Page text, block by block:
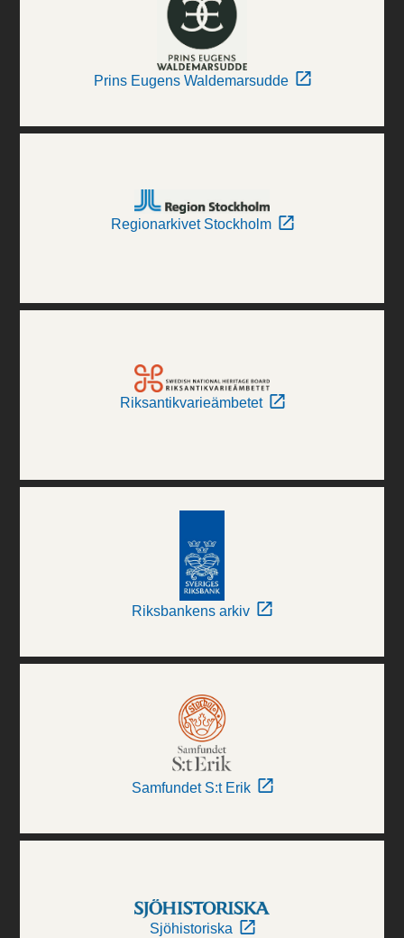
Prins Eugens Waldemarsudde
Regionarkivet Stockholm
Riksantikvarieämbetet
Riksbankens arkiv
Samfundet S:t Erik
Sjöhistoriska